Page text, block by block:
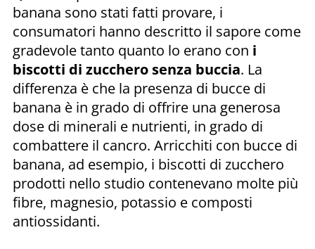
banana sono stati fatti provare, i
consumatori hanno descritto il sapore come
gradevole tanto quanto lo erano con i
biscotti di zucchero senza buccia. La
differenza è che la presenza di bucce di
banana è in grado di offrire una generosa
dose di minerali e nutrienti, in grado di
combattere il cancro. Arricchiti con bucce di
banana, ad esempio, i biscotti di zucchero
prodotti nello studio contenevano molte più
fibre, magnesio, potassio e composti
antiossidanti.